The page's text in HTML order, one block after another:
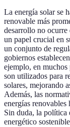
La energía solar se
renovable más
desarrollo no
un papel crucial en
un conjunto de
gobiernos
ejemplo, en muchos
son utilizados para
solares, mejorando
Además, las
energías renovables
Sin duda, la política
energético